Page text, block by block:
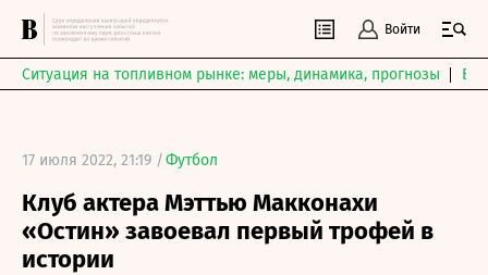
Войти
Ситуация на топливном рынке: меры, динамика, прогнозы
17 июля 2022, 21:19 /Футбол
Клуб актера Мэттью Макконахи
«Остин» завоевал первый трофей в
истории